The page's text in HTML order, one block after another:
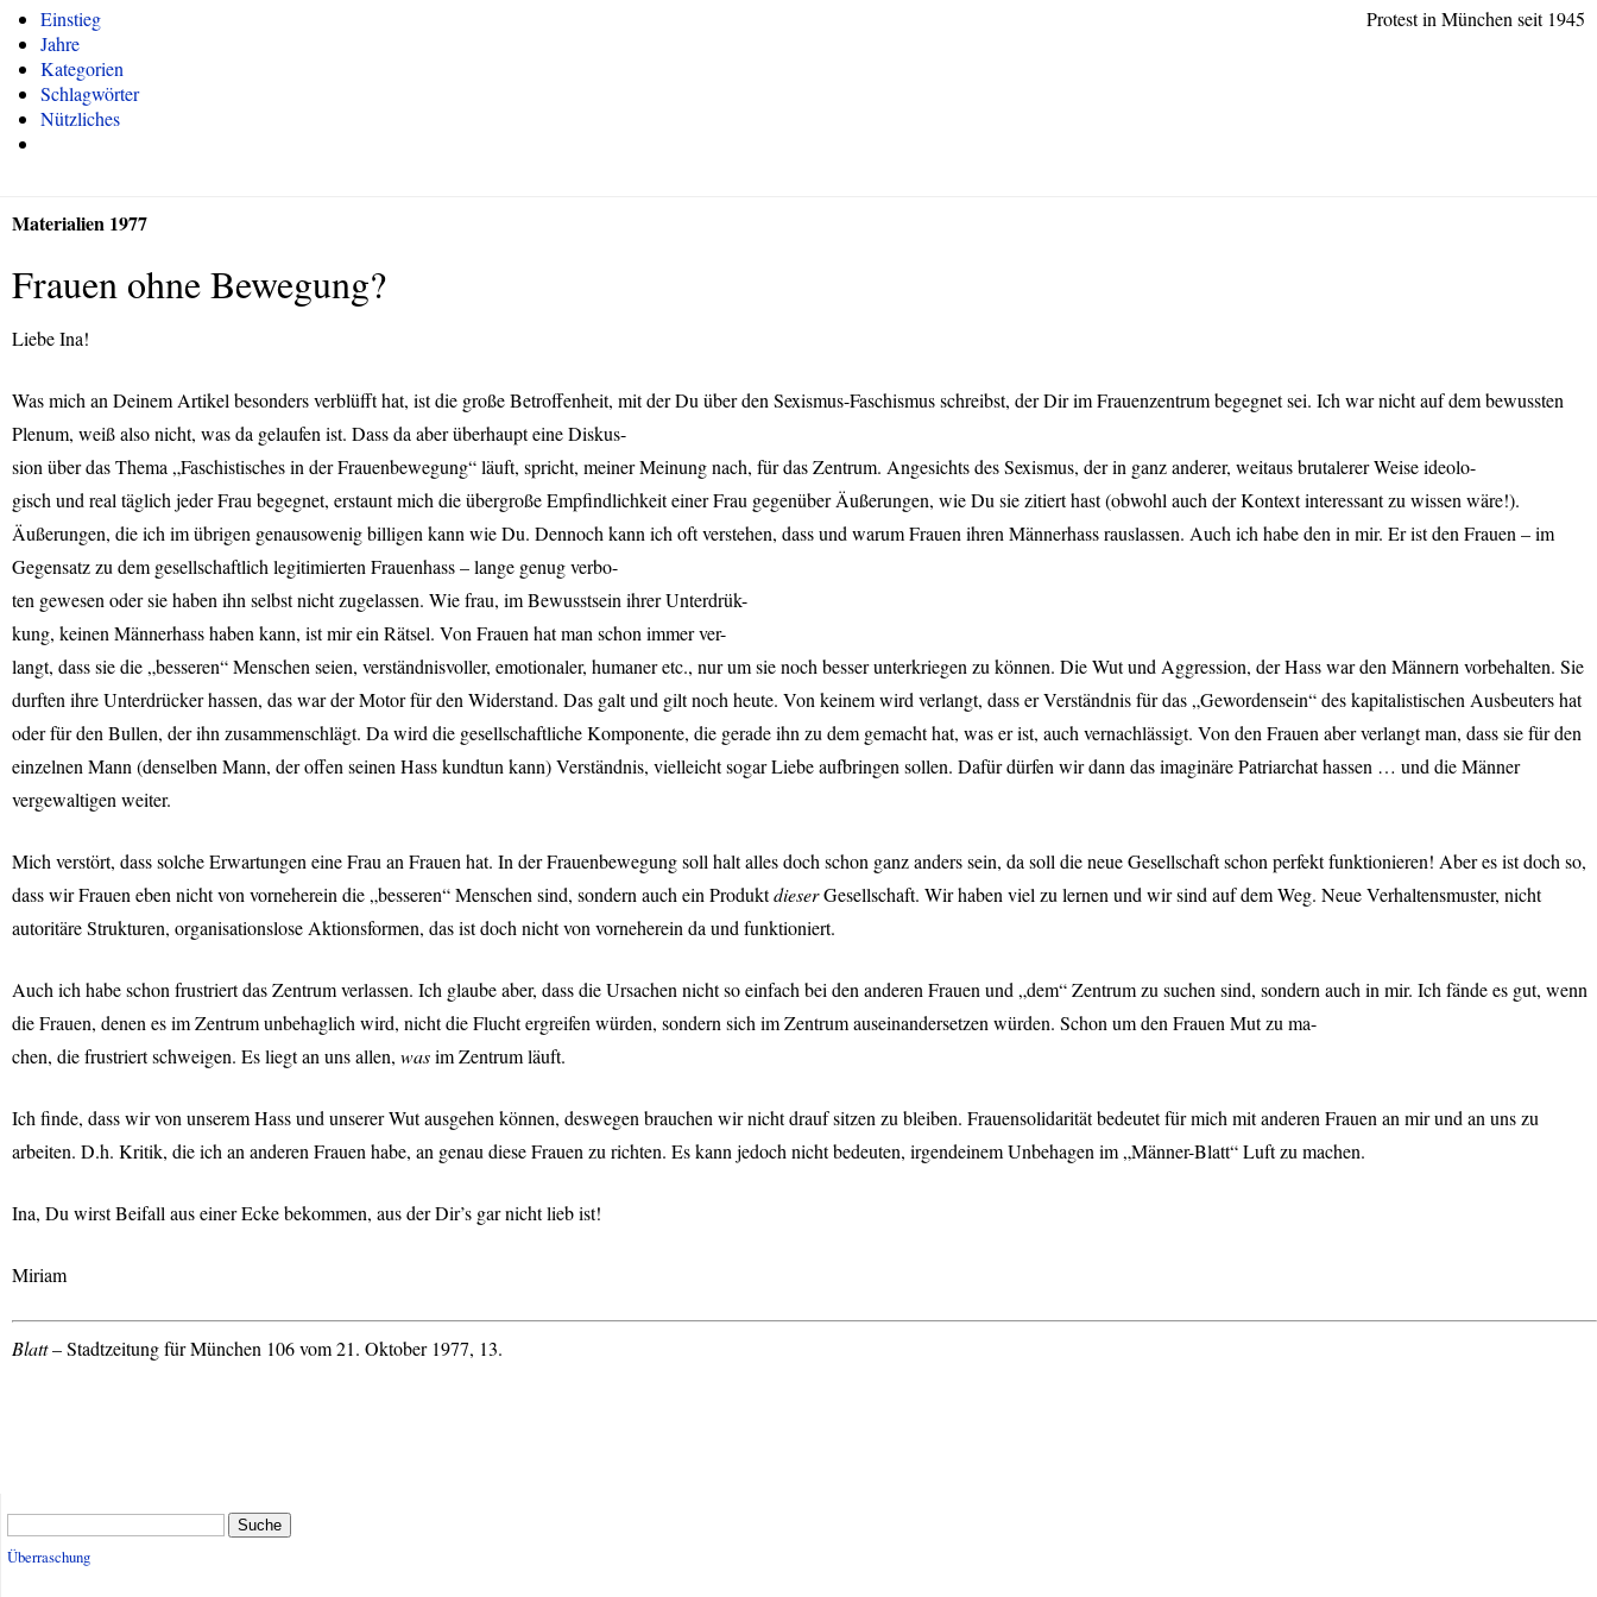
Protest in München seit 1945
Einstieg
Jahre
Kategorien
Schlagwörter
Nützliches
Materialien 1977
Frauen ohne Bewegung?
Liebe Ina!
Was mich an Deinem Artikel besonders verblüfft hat, ist die große Betroffenheit, mit der Du über den Sexismus-Faschismus schreibst, der Dir im Frauenzentrum begegnet sei. Ich war nicht auf dem bewussten
Plenum, weiß also nicht, was da gelaufen ist. Dass da aber überhaupt eine Diskus-
sion über das Thema „Faschistisches in der Frauenbewegung“ läuft, spricht, meiner Meinung nach, für das Zentrum. Angesichts des Sexismus, der in ganz anderer, weitaus brutalerer Weise ideolo-
gisch und real täglich jeder Frau begegnet, erstaunt mich die übergroße Empfindlichkeit einer Frau gegenüber Äußerungen, wie Du sie zitiert hast (obwohl auch der Kontext interessant zu wissen wäre!).
Äußerungen, die ich im übrigen genausowenig billigen kann wie Du. Dennoch kann ich oft verstehen, dass und warum Frauen ihren Männerhass rauslassen. Auch ich habe den in mir. Er ist den Frauen – im
Gegensatz zu dem gesellschaftlich legitimierten Frauenhass – lange genug verbo-
ten gewesen oder sie haben ihn selbst nicht zugelassen. Wie frau, im Bewusstsein ihrer Unterdrük-
kung, keinen Männerhass haben kann, ist mir ein Rätsel. Von Frauen hat man schon immer ver-
langt, dass sie die „besseren“ Menschen seien, verständnisvoller, emotionaler, humaner etc., nur um sie noch besser unterkriegen zu können. Die Wut und Aggression, der Hass war den Männern vorbehalten. Sie
durften ihre Unterdrücker hassen, das war der Motor für den Widerstand. Das galt und gilt noch heute. Von keinem wird verlangt, dass er Verständnis für das „Gewordensein“ des kapitalistischen Ausbeuters hat
oder für den Bullen, der ihn zusammenschlägt. Da wird die gesellschaftliche Komponente, die gerade ihn zu dem gemacht hat, was er ist, auch vernachlässigt. Von den Frauen aber verlangt man, dass sie für den
einzelnen Mann (denselben Mann, der offen seinen Hass kundtun kann) Verständnis, vielleicht sogar Liebe aufbringen sollen. Dafür dürfen wir dann das imaginäre Patriarchat hassen … und die Männer
vergewaltigen weiter.
Mich verstört, dass solche Erwartungen eine Frau an Frauen hat. In der Frauenbewegung soll halt alles doch schon ganz anders sein, da soll die neue Gesellschaft schon perfekt funktionieren! Aber es ist doch so,
dass wir Frauen eben nicht von vorneherein die „besseren“ Menschen sind, sondern auch ein ProduktdieserGesellschaft. Wir haben viel zu lernen und wir sind auf dem Weg. Neue Verhaltensmuster, nicht
autoritäre Strukturen, organisationslose Aktionsformen, das ist doch nicht von vorneherein da und funktioniert.
Auch ich habe schon frustriert das Zentrum verlassen. Ich glaube aber, dass die Ursachen nicht so einfach bei den anderen Frauen und „dem“ Zentrum zu suchen sind, sondern auch in mir. Ich fände es gut, wenn
die Frauen, denen es im Zentrum unbehaglich wird, nicht die Flucht ergreifen würden, sondern sich im Zentrum auseinandersetzen würden. Schon um den Frauen Mut zu ma-
chen, die frustriert schweigen. Es liegt an uns allen, wasim Zentrum läuft.
Ich finde, dass wir von unserem Hass und unserer Wut ausgehen können, deswegen brauchen wir nicht drauf sitzen zu bleiben. Frauensolidarität bedeutet für mich mit anderen Frauen an mir und an uns zu
arbeiten. D.h. Kritik, die ich an anderen Frauen habe, an genau diese Frauen zu richten. Es kann jedoch nicht bedeuten, irgendeinem Unbehagen im „Männer-Blatt“ Luft zu machen.
Ina, Du wirst Beifall aus einer Ecke bekommen, aus der Dir’s gar nicht lieb ist!
Miriam
Blatt– Stadtzeitung für München 106 vom 21. Oktober 1977, 13.
Suche
Überraschung